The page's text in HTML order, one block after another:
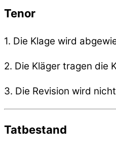
Tenor
1. Die Klage wird
2. Die Kläger tragen die
3. Die Revision wird
Tatbestand